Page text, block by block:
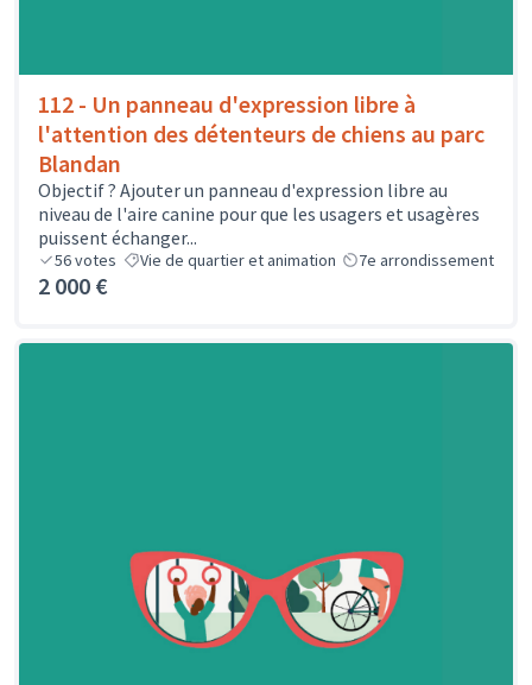
112 - Un panneau d'expression libre à
l'attention des détenteurs de chiens au parc
Blandan
Objectif ? Ajouter un panneau d'expression libre au
niveau de l'aire canine pour que les usagers et usagères
puissent échanger...
56votes Vie de quartier et animation 7e arrondissement
2 000 €